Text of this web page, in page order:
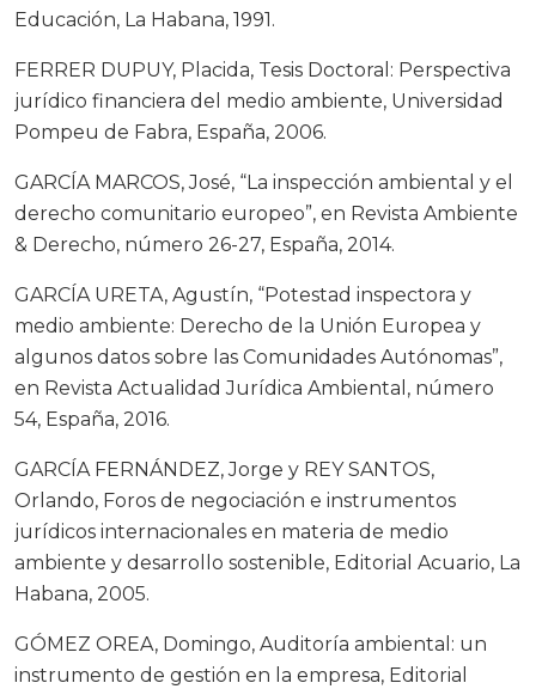
Educación, La Habana, 1991.
FERRER DUPUY, Placida, Tesis Doctoral: Perspectiva
jurídico financiera del medio ambiente, Universidad
Pompeu de Fabra, España, 2006.
GARCÍA MARCOS, José, “La inspección ambiental y el
derecho comunitario europeo”, en Revista Ambiente
& Derecho, número 26-27, España, 2014.
GARCÍA URETA, Agustín, “Potestad inspectora y
medio ambiente: Derecho de la Unión Europea y
algunos datos sobre las Comunidades Autónomas”,
en Revista Actualidad Jurídica Ambiental, número
54, España, 2016.
GARCÍA FERNÁNDEZ, Jorge y REY SANTOS,
Orlando, Foros de negociación e instrumentos
jurídicos internacionales en materia de medio
ambiente y desarrollo sostenible, Editorial Acuario, La
Habana, 2005.
GÓMEZ OREA, Domingo, Auditoría ambiental: un
instrumento de gestión en la empresa, Editorial